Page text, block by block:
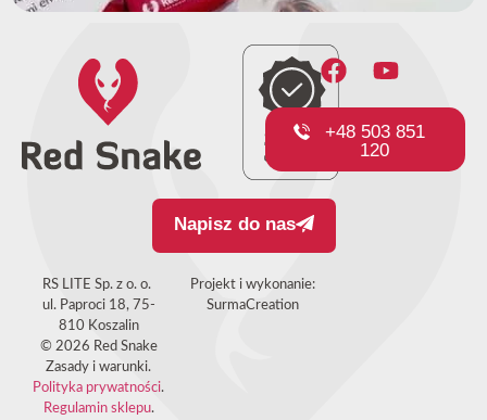
+48 503 851
120
Napisz do nas
RS LITE Sp. z o. o.
ul. Paproci 18, 75-
810 Koszalin
© 2026 Red Snake
Zasady i warunki.
Polityka prywatności.
Regulamin sklepu.
Projekt i wykonanie:
SurmaCreation